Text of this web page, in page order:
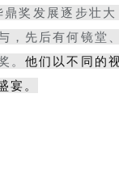
鼎奖发展逐步壮
，先后有何镜堂
。他们以不同的
宴。